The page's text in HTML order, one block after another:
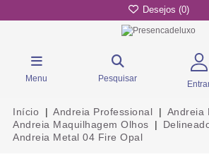
Desejos (0)
Menu Pesquisar
Início Andreia Professional
Andreia
Andreia Maquilhagem Olhos
Andreia Metal 04 Fire Opal